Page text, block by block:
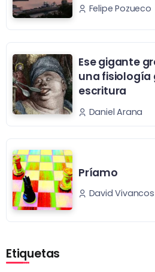
Felipe Pozueco
Ese gigante
una fisiología
escritura
Daniel Arana
Príamo
David
Etiquetas